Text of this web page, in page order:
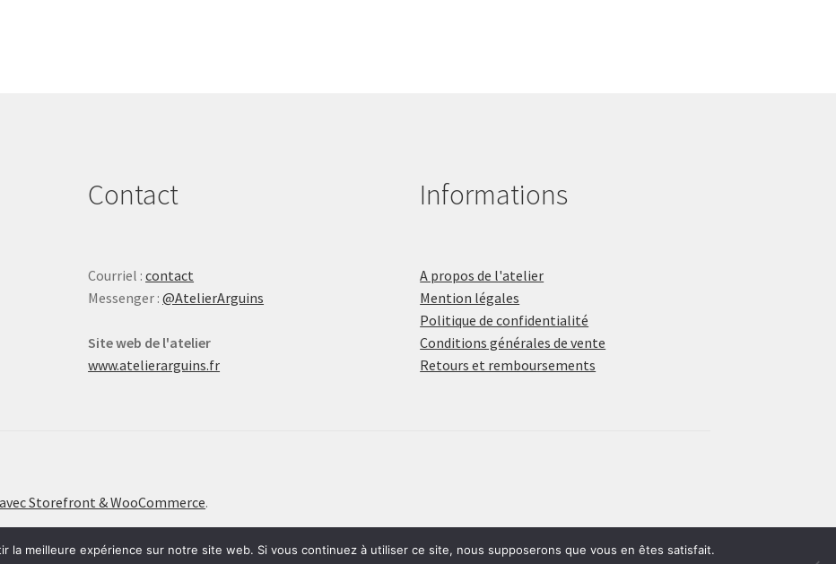
Contact
Courriel :contact
Messenger :@AtelierArguins
Site web de l'atelier
www.atelierarguins.fr
Informations
A propos de l'atelier
Mention légales
Politique de confidentialité
Conditions générales de vente
Retours et remboursements
Storefront & WooCommerce.
la meilleure expérience sur notre site web. Si vous continuez à utiliser ce site, nous supposerons que vous en êtes satisfait.